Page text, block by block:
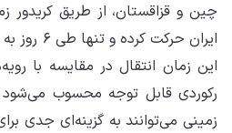
چین و قزاقستان، از طریق کریدور
ایران
این زمان انتقال در مقایسه با
رکوردی قابل توجه محسوب
زمینی می‌توانند به گزینه‌ای جدی